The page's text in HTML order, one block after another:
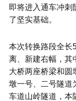
即将进入通车冲刺
了坚实基础。
本次转换路段全长
离、新建右幅，其
大桥两座桥梁和圆
墩一号、二号隧道
车道山岭隧道，本